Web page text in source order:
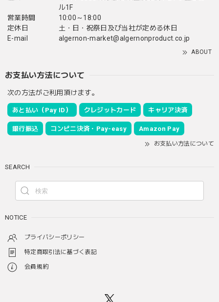
ル1F
営業時間
10:00～18:00
定休日
土・日・祝祭日及び当社が定める休日
E-mail
algernon-market@algernonproduct.co.jp
ABOUT
お支払い方法について
次の方法がご利用頂けます。
あと払い（Pay ID） クレジットカード キャリア決済
銀行振込 コンビニ決済・Pay-easy Amazon Pay
お支払い方法について
SEARCH
NOTICE
プライバシーポリシー
特定商取引法に基づく表記
会員規約